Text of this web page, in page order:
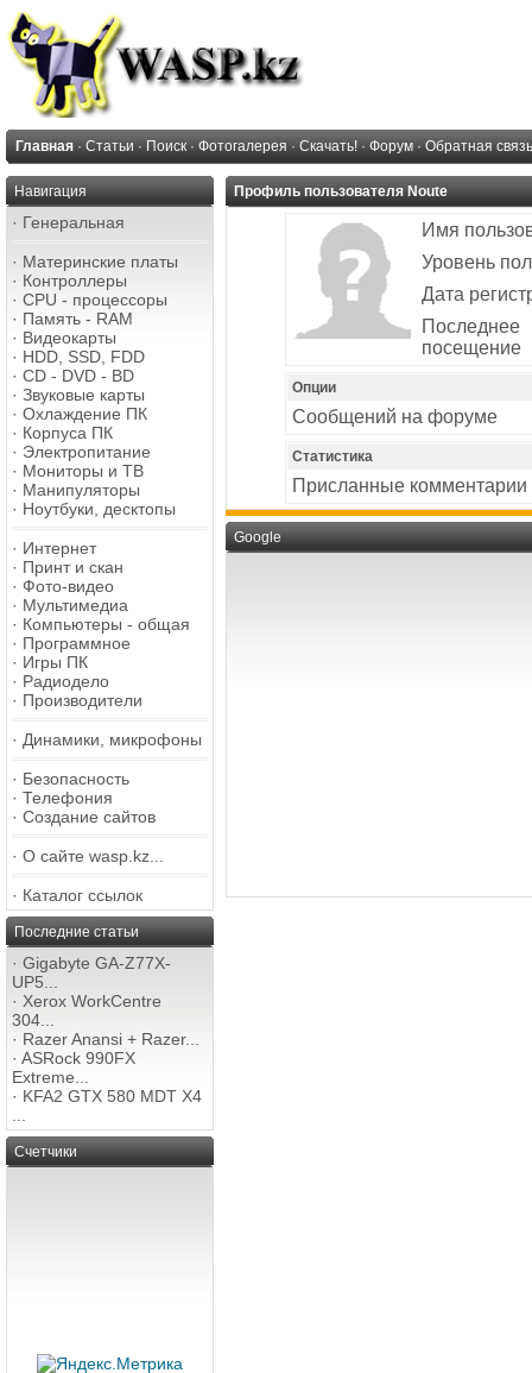
Главная · Статьи · Поиск · Фотогалерея · Скачать! · Форум · Обратная связь
Навигация
· Генеральная
· Материнские платы
· Контроллеры
· CPU - процессоры
· Память - RAM
· Видеокарты
· HDD, SSD, FDD
· CD - DVD - BD
· Звуковые карты
· Охлаждение ПК
· Корпуса ПК
· Электропитание
· Мониторы и ТВ
· Манипуляторы
· Ноутбуки, десктопы
· Интернет
· Принт и скан
· Фото-видео
· Мультимедиа
· Компьютеры - общая
· Программное
· Игры ПК
· Радиодело
· Производители
· Динамики, микрофоны
· Безопасность
· Телефония
· Создание сайтов
· О сайте wasp.kz...
· Каталог ссылок
Последние статьи
· Gigabyte GA-Z77X-
UP5...
· Xerox WorkCentre
304...
· Razer Anansi + Razer...
· ASRock 990FX
Extreme...
· KFA2 GTX 580 MDT X4
Счетчики
Профиль пользователя Noute
Имя
Уровень
Дата
Последнее
посещение
Опции
Сообщений на форуме
Статистика
Присланные комментарии
Google